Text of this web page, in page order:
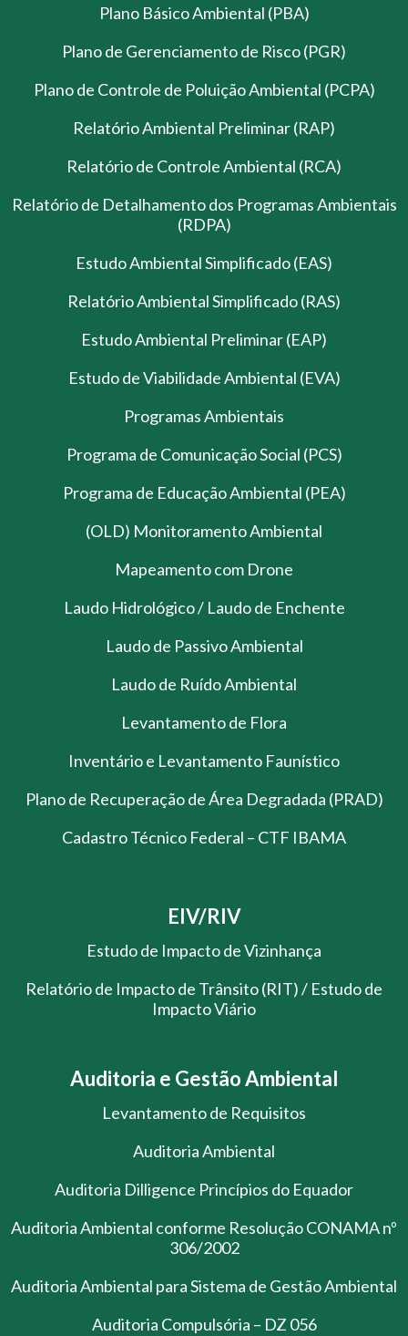
Plano Básico Ambiental (PBA)
Plano de Gerenciamento de Risco (PGR)
Plano de Controle de Poluição Ambiental (PCPA)
Relatório Ambiental Preliminar (RAP)
Relatório de Controle Ambiental (RCA)
Relatório de Detalhamento dos Programas Ambientais
(RDPA)
Estudo Ambiental Simplificado (EAS)
Relatório Ambiental Simplificado (RAS)
Estudo Ambiental Preliminar (EAP)
Estudo de Viabilidade Ambiental (EVA)
Programas Ambientais
Programa de Comunicação Social (PCS)
Programa de Educação Ambiental (PEA)
(OLD) Monitoramento Ambiental
Mapeamento com Drone
Laudo Hidrológico / Laudo de Enchente
Laudo de Passivo Ambiental
Laudo de Ruído Ambiental
Levantamento de Flora
Inventário e Levantamento Faunístico
Plano de Recuperação de Área Degradada (PRAD)
Cadastro Técnico Federal – CTF IBAMA
EIV/RIV
Estudo de Impacto de Vizinhança
Relatório de Impacto de Trânsito (RIT) / Estudo de
Impacto Viário
Auditoria e Gestão Ambiental
Levantamento de Requisitos
Auditoria Ambiental
Auditoria Dilligence Princípios do Equador
Auditoria Ambiental conforme Resolução CONAMA nº
306/2002
Auditoria Ambiental para Sistema de Gestão Ambiental
Auditoria Compulsória – DZ 056